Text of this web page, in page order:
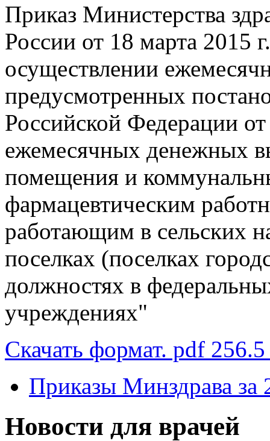
Приказ Министерства
России от 18 марта
осуществлении
предусмотренных
Российской Федерации
ежемесячных денежных
помещения и
фармацевтическим
работающим в сельских
поселках (поселках
должностях в
учреждениях"
Скачать формат. pdf
Приказы Минздрава за
Новости для врачей